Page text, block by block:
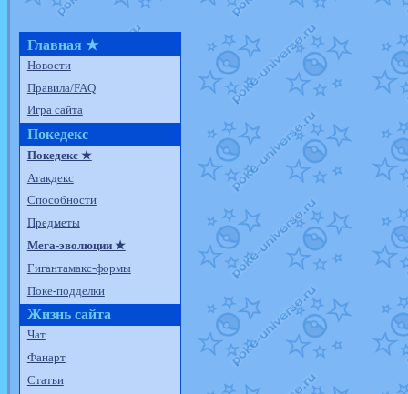
Главная ★
Новости
Правила/FAQ
Игра сайта
Покедекс
Покедекс ★
Атакдекс
Способности
Предметы
Мега-эволюции ★
Гигантамакс-формы
Поке-подделки
Жизнь сайта
Чат
Фанарт
Статьи